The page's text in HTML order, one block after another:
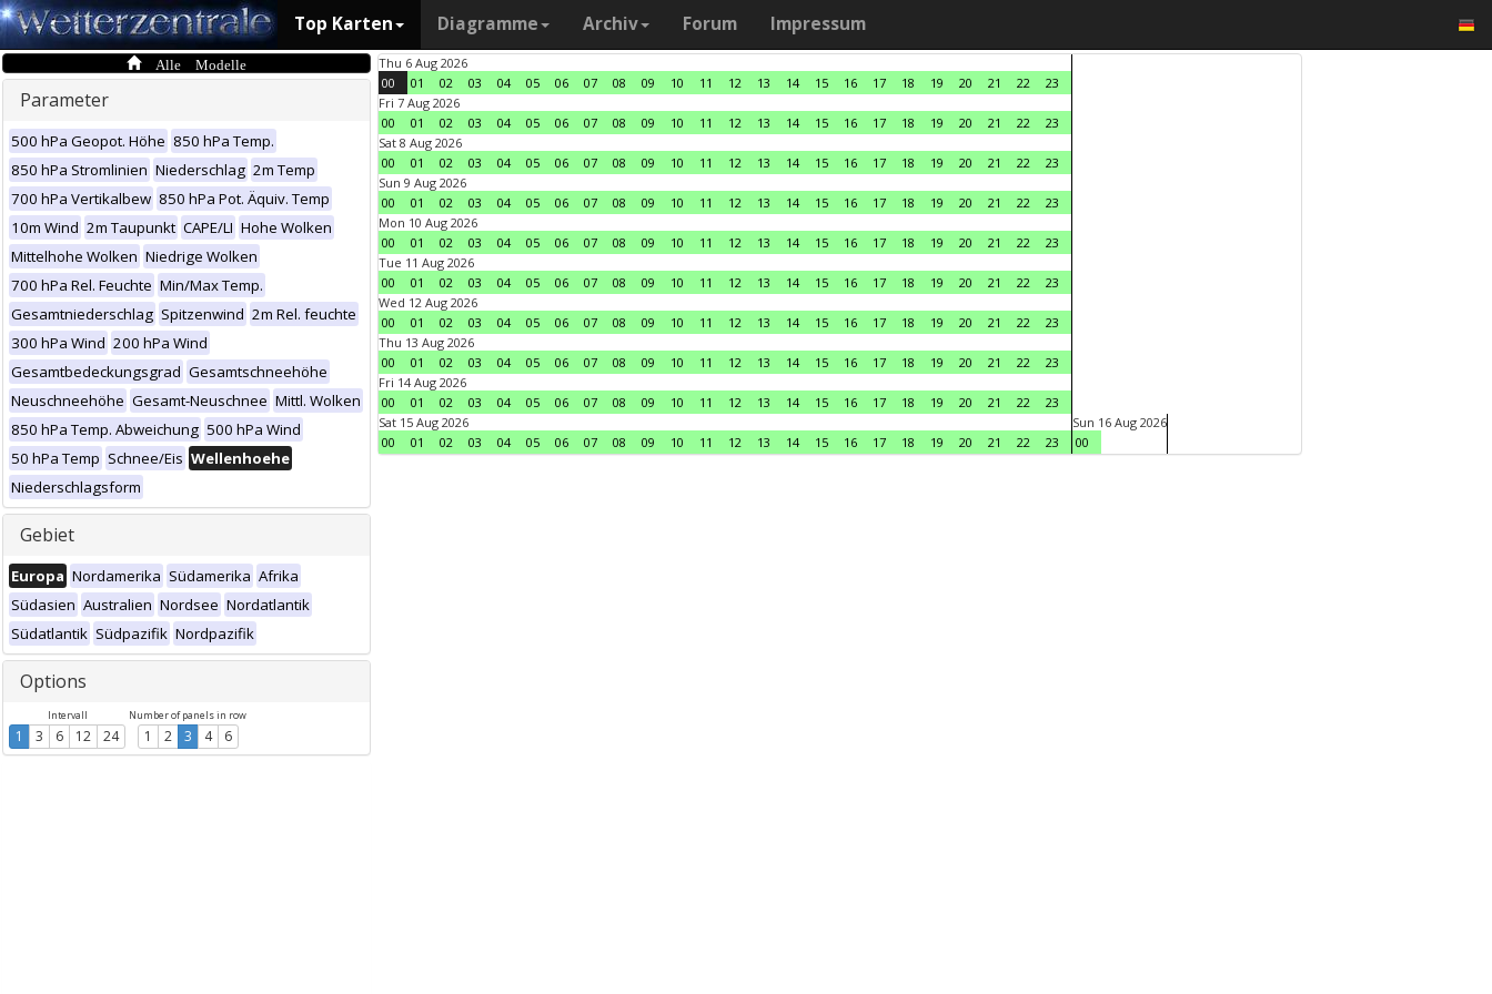
Top Karten Diagramme Archiv Forum Impressum
Alle Modelle
Parameter
500 hPa Geopot. Höhe 850 hPa Temp.
850 hPa Stromlinien Niederschlag 2m Temp
700 hPa Vertikalbew 850 hPa Pot. Äquiv. Temp
10m Wind 2m Taupunkt CAPE/LI Hohe Wolken
Mittelhohe Wolken Niedrige Wolken
700 hPa Rel. Feuchte Min/Max Temp.
Gesamtniederschlag Spitzenwind 2m Rel. feuchte
300 hPa Wind 200 hPa Wind
Gesamtbedeckungsgrad Gesamtschneehöhe
Neuschneehöhe Gesamt-Neuschnee Mittl. Wolken
850 hPa Temp. Abweichung 500 hPa Wind
50 hPa Temp Schnee/Eis Wellenhoehe
Niederschlagsform
Gebiet
Europa Nordamerika Südamerika Afrika
Südasien Australien Nordsee Nordatlantik
Südatlantik Südpazifik Nordpazifik
Options
Intervall
1 3 6 12 24
Number of panels in row
1 2 3 4 6
Thu 6 Aug 2026
00
01 02 03 04 05 06 07 08 09 10 11 12 13 14 15 16 17 18 19 20 21 22
23
Fri 7 Aug 2026
00
01 02 03 04 05 06 07 08 09 10 11 12 13 14 15 16 17 18 19 20 21 22
23
Sat 8 Aug 2026
00
01 02 03 04 05 06 07 08 09 10 11 12 13 14 15 16 17 18 19 20 21 22
23
Sun 9 Aug 2026
00
01 02 03 04 05 06 07 08 09 10 11 12 13 14 15 16 17 18 19 20 21 22
23
Mon 10 Aug 2026
00
01 02 03 04 05 06 07 08 09 10 11 12 13 14 15 16 17 18 19 20 21 22
23
Tue 11 Aug 2026
00
01 02 03 04 05 06 07 08 09 10 11 12 13 14 15 16 17 18 19 20 21 22
23
Wed 12 Aug 2026
00
01 02 03 04 05 06 07 08 09 10 11 12 13 14 15 16 17 18 19 20 21 22
23
Thu 13 Aug 2026
00
01 02 03 04 05 06 07 08 09 10 11 12 13 14 15 16 17 18 19 20 21 22
23
Fri 14 Aug 2026
00
01 02 03 04 05 06 07 08 09 10 11 12 13 14 15 16 17 18 19 20 21 22
23
Sat 15 Aug 2026
00
01 02 03 04 05 06 07 08 09 10 11 12 13 14 15 16 17 18 19 20 21 22 23
Sun 16 Aug 2026
00